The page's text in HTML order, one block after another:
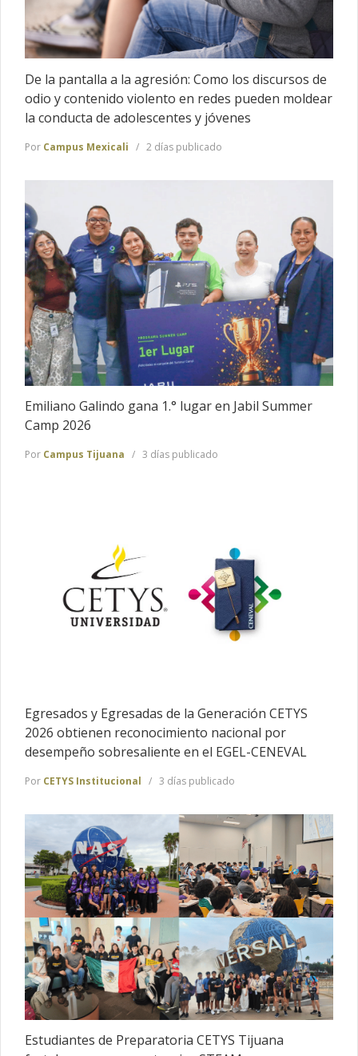
De la pantalla a la agresión: Como los discursos de
odio y contenido violento en redes pueden moldear
la conducta de adolescentes y jóvenes
Por Campus Mexicali 2 días publicado
Emiliano Galindo gana 1.° lugar en Jabil Summer
Camp 2026
Por Campus Tijuana 3 días publicado
Egresados y Egresadas de la Generación CETYS
2026 obtienen reconocimiento nacional por
desempeño sobresaliente en el EGEL-CENEVAL
Por CETYS Institucional 3 días publicado
Estudiantes de Preparatoria CETYS Tijuana